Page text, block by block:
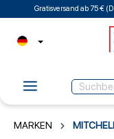
Gratisversand ab 75 €
MARKEN